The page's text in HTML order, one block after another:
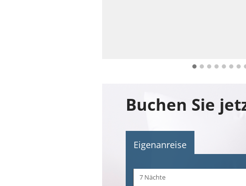
Buchen Sie
Eigenanreise
Zeitraum
7 Nächte